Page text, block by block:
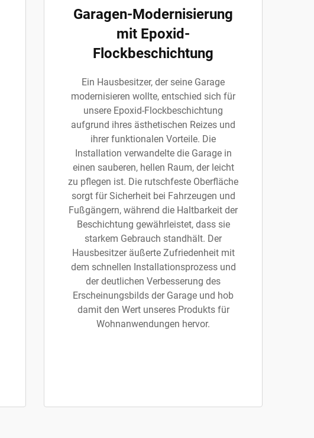
Garagen-Modernisierung
mit Epoxid-
Flockbeschichtung
Ein Hausbesitzer, der seine Garage
modernisieren wollte, entschied sich für
unsere Epoxid-Flockbeschichtung
aufgrund ihres ästhetischen Reizes und
ihrer funktionalen Vorteile. Die
Installation verwandelte die Garage in
einen sauberen, hellen Raum, der leicht
zu pflegen ist. Die rutschfeste Oberfläche
sorgt für Sicherheit bei Fahrzeugen und
Fußgängern, während die Haltbarkeit der
Beschichtung gewährleistet, dass sie
starkem Gebrauch standhält. Der
Hausbesitzer äußerte Zufriedenheit mit
dem schnellen Installationsprozess und
der deutlichen Verbesserung des
Erscheinungsbilds der Garage und hob
damit den Wert unseres Produkts für
Wohnanwendungen hervor.